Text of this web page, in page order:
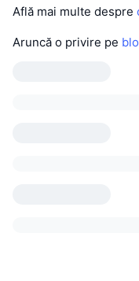
Află mai multe despre
Aruncă o privire pe